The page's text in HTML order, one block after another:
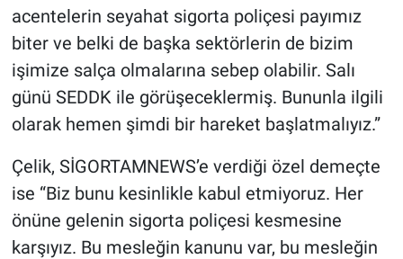
acentelerin seyahat sigorta poliçesi payımız
biter ve belki de başka sektörlerin de bizim
işimize salça olmalarına sebep olabilir. Salı
günü SEDDK ile görüşeceklermiş. Bununla ilgili
olarak hemen şimdi bir hareket başlatmalıyız.”
Çelik, SİGORTAMNEWS’e verdiği özel demeçte
ise “Biz bunu kesinlikle kabul etmiyoruz. Her
önüne gelenin sigorta poliçesi kesmesine
karşıyız. Bu mesleğin kanunu var, bu mesleğin